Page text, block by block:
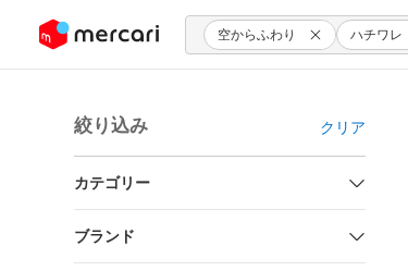
ツにスキップ 空からふわり ハチワレ
絞り込み クリア
カテゴリー
ブランド